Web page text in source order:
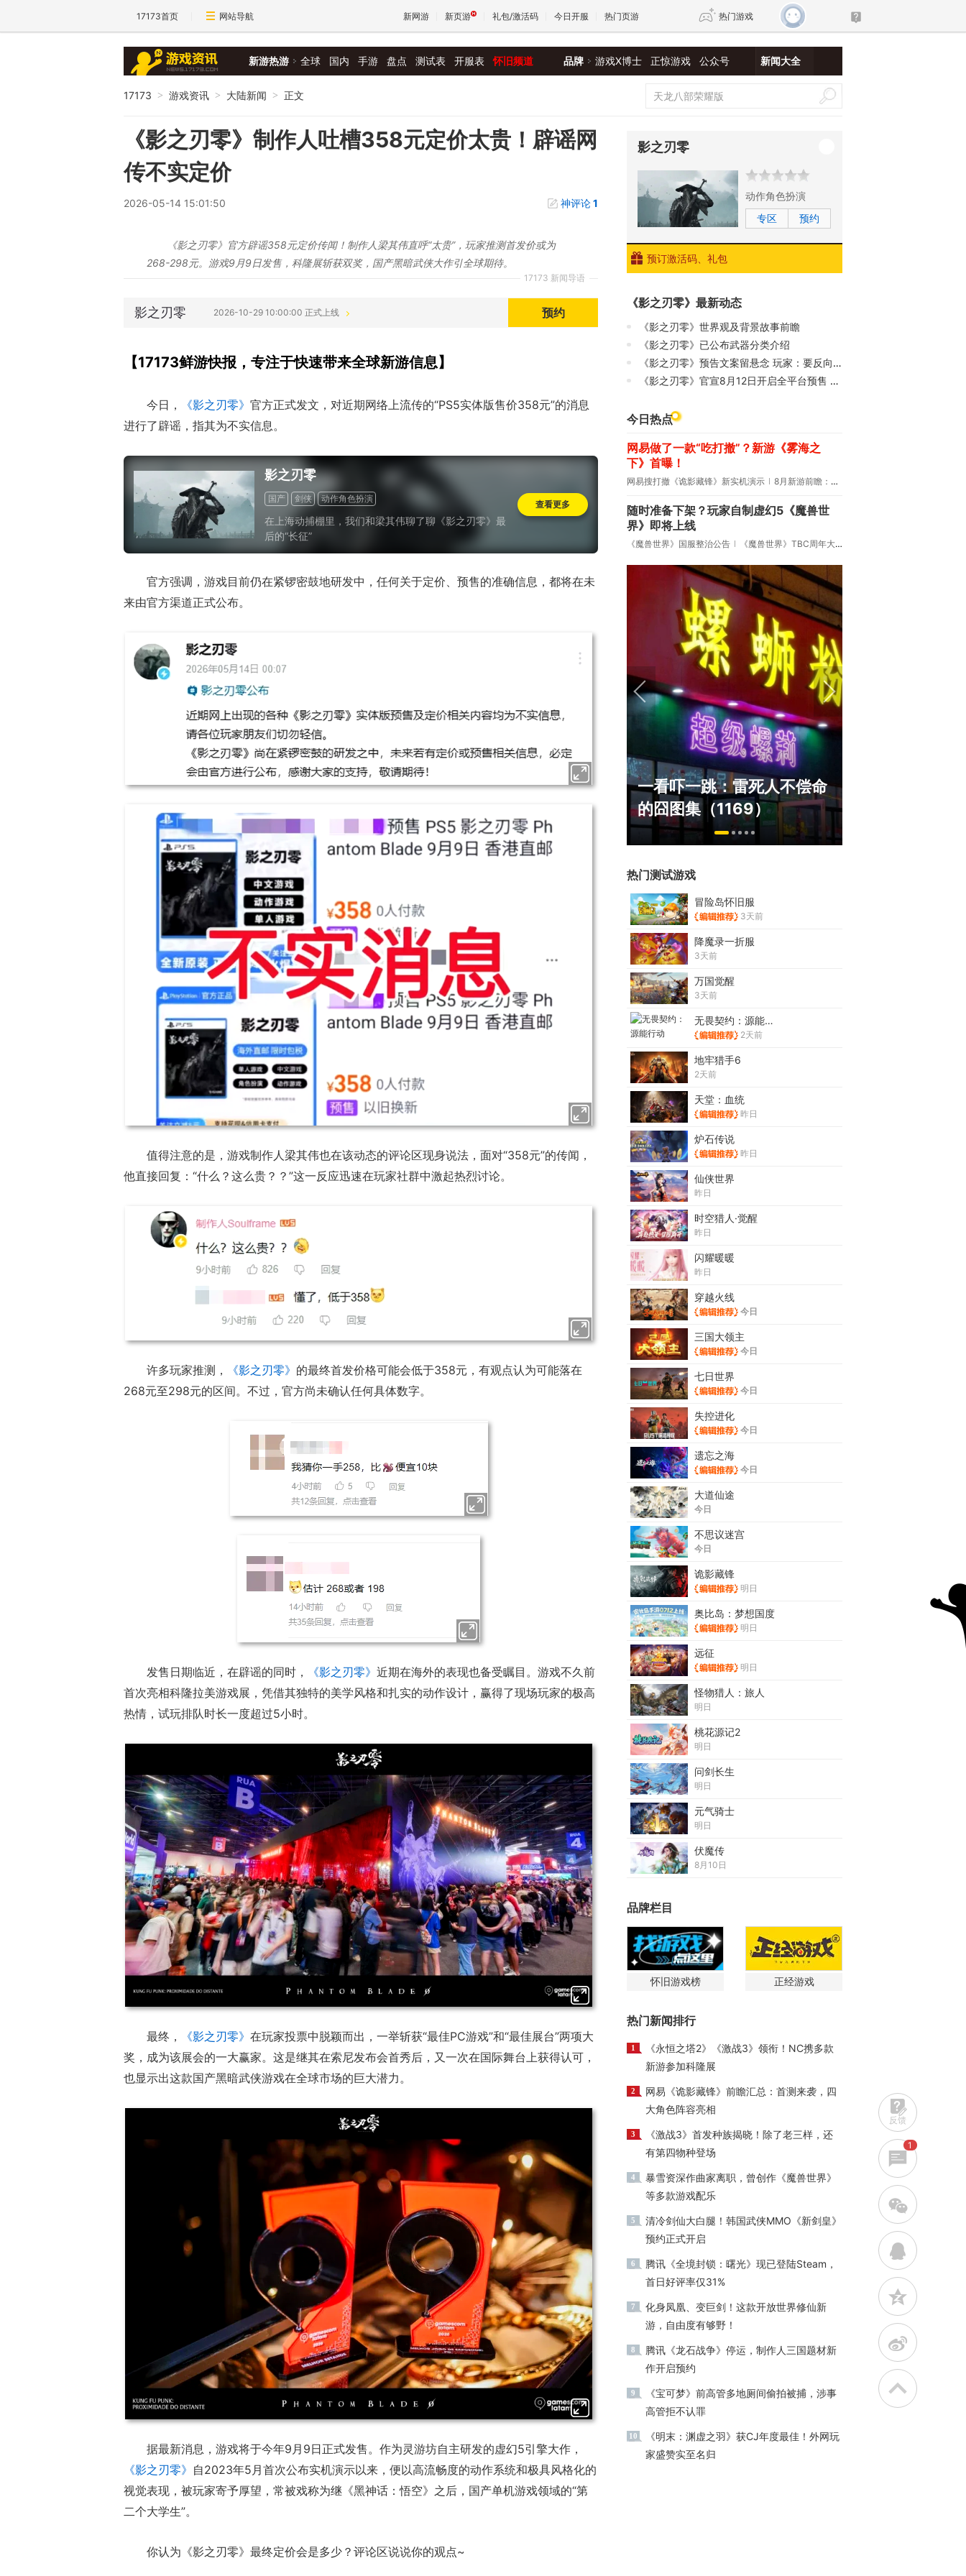
17173首页 网站导航 新网游 新页游 礼包/激活码 今日开服 热门页游 热门游戏
王权与自由 诛仙世界 新仙侠5
新游热游 全球 国内 手游 盘点 测试表 开服表 怀旧频道 品牌 游戏X博士 正惊游戏 公众号 新闻大全
17173 > 游戏资讯 > 大陆新闻 > 正文
《影之刃零》制作人吐槽358元定价太贵！辟谣网
传不实定价
2026-05-14 15:01:50 神评论1
17173 新闻导语
《影之刃零》官方辟谣358元定价传闻！制作人梁其伟直呼“太贵”，玩家推测首发价或为
268-298元。游戏9月9日发售，科隆展斩获双奖，国产黑暗武侠大作引全球期待。
影之刃零 2026-10-29 10:00:00 正式上线 预约
【17173鲜游快报，专注于快速带来全球新游信息】
今日， 《影之刃零》 官方正式发文，对近期网络上流传的“PS5实体版售价358元”的消息
进行了辟谣，指其为不实信息。
影之刃零
国产 剑侠 动作角色扮演
在上海动捕棚里，我们和梁其伟聊了聊《影之刃零》最
后的“长征”
查看更多
官方强调，游戏目前仍在紧锣密鼓地研发中，任何关于定价、预售的准确信息，都将在未
来由官方渠道正式公布。
值得注意的是，游戏制作人梁其伟也在该动态的评论区现身说法，面对“358元”的传闻，
他直接回复：“什么？这么贵？？”这一反应迅速在玩家社群中激起热烈讨论。
许多玩家推测， 《影之刃零》 的最终首发价格可能会低于358元，有观点认为可能落在
268元至298元的区间。不过，官方尚未确认任何具体数字。
发售 日期临近，在辟谣的同时， 《影之刃零》 近期在海外的表现也备受瞩目。游戏不久前
首次亮相科隆拉美游戏展，凭借其独特的美学风格和扎实的动作设计，赢得了现场玩家的极高
热情，试玩排队时长一度超过5小时。
最终， 《影之刃零》 在玩家投票中脱颖而出，一举斩获“最佳PC游戏”和“最佳展台”两项大
奖，成为该展会的一大赢家。这是继其在索尼发布会首秀后，又一次在国际舞台上获得认可，
也显示出这款国产黑暗武侠游戏在全球市场的巨大潜力。
据最新消息，游戏将于今年9月9日正式发售。 作为灵游坊自主研发的虚幻5引擎大作，
《影之刃零》 自2023年5月首次公布实机演示以来，便以高流畅度的动作系统和极具风格化的
视觉表现，被玩家寄予厚望，常被戏称为继《黑神话：悟空》之后，国产单机游戏领域的“第
二个大学生”。
你认为《影之刃零》最终定价会是多少？评论区说说你的观点~
影之刃零
动作角色扮演
专区
预约
预订激活码、礼包
《影之刃零》最新动态
《影之刃零》世界观及背景故事前瞻
《影之刃零》已公布武器分类介绍
《影之刃零》预告文案留悬念 玩家：要反向跳票
《影之刃零》官宣8月12日开启全平台预售 届时将有11分钟新实机
今日热点
网易做了一款“吃打撤”？新游《雾海之
下》首曝！
网易搜打撤《诡影藏锋》新实机演示 8月新游前瞻：《诡秘之主》领衔
随时准备下架？玩家自制虚幻5《魔兽世
界》即将上线
《魔兽世界》国服整治公告 《魔兽世界》TBC周年大更：双经典团本回归！
正惊漫谈：从MU开始，为
什么网游翅膀成了"躲不掉
的刚需"？
一看吓一跳：雷死人不偿命
的囧图集（1169）
热门测试游戏
冒险岛怀旧服
3天前
降魔录一折服
3天前
万国觉醒
3天前
无畏契约：源能行动
2天前
地牢猎手6
2天前
天堂：血统
昨日
炉石传说
昨日
仙侠世界
昨日
时空猎人·觉醒
昨日
闪耀暖暖
昨日
穿越火线
今日
三国大领主
今日
七日世界
今日
失控进化
今日
遗忘之海
今日
大道仙途
今日
不思议迷宫
今日
诡影藏锋
明日
奥比岛：梦想国度
明日
远征
明日
怪物猎人：旅人
明日
桃花源记2
明日
问剑长生
明日
元气骑士
明日
伏魔传
8月10日
品牌栏目
怀旧游戏榜 正经游戏
热门新闻排行
1
《永恒之塔2》《激战3》领衔！NC携多款
新游参加科隆展
2
网易《诡影藏锋》前瞻汇总：首测来袭，四
大角色阵容亮相
3
《激战3》首发种族揭晓！除了老三样，还
有第四物种登场
4
暴雪资深作曲家离职，曾创作《魔兽世界》
等多款游戏配乐
5
清冷剑仙大白腿！韩国武侠MMO《新剑皇》
预约正式开启
6
腾讯《全境封锁：曙光》现已登陆Steam，
首日好评率仅31%
7
化身凤凰、变巨剑！这款开放世界修仙新
游，自由度有够野！
8
腾讯《龙石战争》停运，制作人三国题材新
作开启预约
9
《宝可梦》前高管多地厕间偷拍被捕，涉事
高管拒不认罪
10
《明末：渊虚之羽》获CJ年度最佳！外网玩
家盛赞实至名归
反馈
1
w
q
z
t